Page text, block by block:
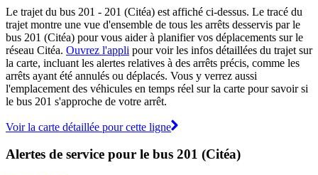
Le trajet du bus 201 - 201 (Citéa) est affiché ci-dessus. Le tracé du
trajet montre une vue d'ensemble de tous les arrêts desservis par le
bus 201 (Citéa) pour vous aider à planifier vos déplacements sur le
réseau Citéa. Ouvrez l'appli pour voir les infos détaillées du trajet sur
la carte, incluant les alertes relatives à des arrêts précis, comme les
arrêts ayant été annulés ou déplacés. Vous y verrez aussi
l'emplacement des véhicules en temps réel sur la carte pour savoir si
le bus 201 s'approche de votre arrêt.
Voir la carte détaillée pour cette ligne
Alertes de service pour le bus 201 (Citéa)